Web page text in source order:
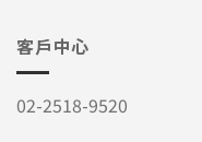
客戶中心
02-2518-9520